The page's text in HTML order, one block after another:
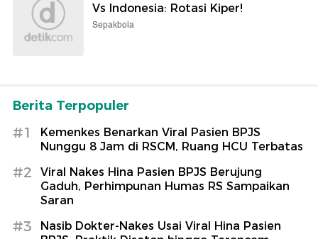
Vs Indonesia: Rotasi Kiper!
Sepakbola
Berita Terpopuler
#1
Kemenkes Benarkan Viral Pasien BPJS
Nunggu 8 Jam di RSCM, Ruang HCU Terbatas
#2
Viral Nakes Hina Pasien BPJS Berujung
Gaduh, Perhimpunan Humas RS Sampaikan
Saran
#3
Nasib Dokter-Nakes Usai Viral Hina Pasien